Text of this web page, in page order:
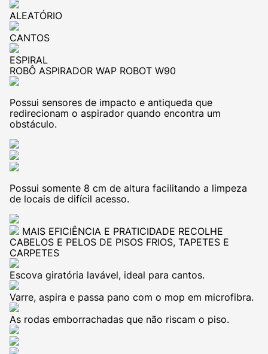
ALEATÓRIO
CANTOS
ESPIRAL
ROBÔ ASPIRADOR WAP ROBOT W90
Possui sensores de impacto e antiqueda que
redirecionam o aspirador quando encontra um
obstáculo.
Possui somente 8 cm de altura facilitando a limpeza
de locais de difícil acesso.
MAIS EFICIÊNCIA E PRATICIDADE RECOLHE
CABELOS E PELOS DE PISOS FRIOS, TAPETES E
CARPETES
Escova giratória lavável, ideal para cantos.
Varre, aspira e passa pano com o mop em microfibra.
As rodas emborrachadas que não riscam o piso.